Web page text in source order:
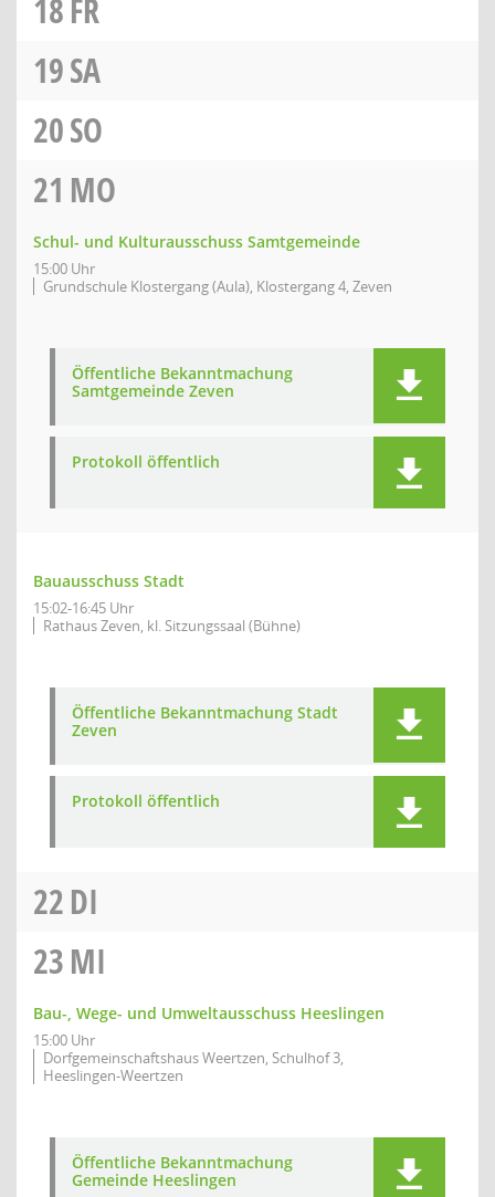
18 FR
19SA
20SO
21 MO
Schul- und Kulturausschuss Samtgemeinde
15:00 Uhr
Grundschule Klostergang (Aula), Klostergang 4, Zeven
Öffentliche Bekanntmachung
Samtgemeinde Zeven
Protokoll öffentlich
Bauausschuss Stadt
15:02-16:45 Uhr
Rathaus Zeven, kl. Sitzungssaal (Bühne)
Öffentliche Bekanntmachung Stadt
Zeven
Protokoll öffentlich
22DI
23MI
Bau-, Wege- und Umweltausschuss Heeslingen
15:00 Uhr
Dorfgemeinschaftshaus Weertzen, Schulhof 3,
Heeslingen-Weertzen
Öffentliche Bekanntmachung
Gemeinde Heeslingen